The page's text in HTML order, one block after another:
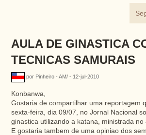
AULA DE GINASTICA
TECNICAS SAMURAIS
por Pinheiro - AM/ - 12-jul-2010
Konbanwa,
Gostaria de compartilhar uma reportagem
sexta-feira, dia 09/07, no Jornal Nacional
ginastica utilizando a katana, ministrada no
E gostaria tambem de uma opiniao dos